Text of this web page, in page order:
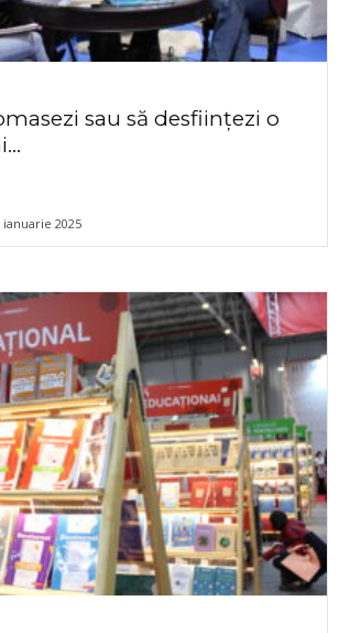
sau să desființezi o
ianuarie 2025